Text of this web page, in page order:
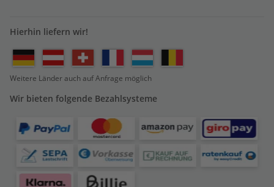
Hierhin liefern wir!
Weitere Länder auch auf Anfrage möglich
Wir bieten folgende Bezahlsysteme